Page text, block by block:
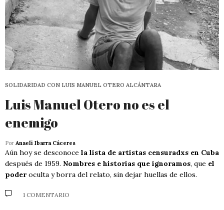
SOLIDARIDAD CON LUIS MANUEL OTERO ALCÁNTARA
Luis Manuel Otero no es el
enemigo
Por Anaeli Ibarra Cáceres
Aún hoy se desconoce la lista de artistas censuradxs en Cuba
después de 1959. Nombres e historias que ignoramos, que el
poderoculta y borra del relato, sin dejar huellas de ellos.
1 COMENTARIO